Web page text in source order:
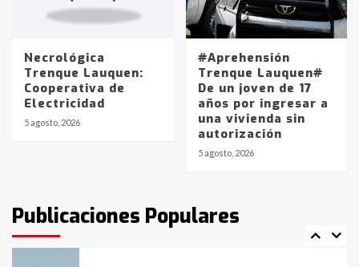
Necrológica
Trenque Lauquen:
Cooperativa de
Electricidad
5 agosto, 2026
#Aprehensión
Trenque Lauquen#
De un joven de 17
años por ingresar a
una vivienda sin
autorización
5 agosto, 2026
Publicaciones Populares
Los precios de los combustibles en
La Pampa, desde YPF hasta Axion
entre 857 a 1338 pesos
La Bolsa de Cereales de Bahía
Blanca anticipa que Agosto vendrá
con lluvias y heladas, en gran parte
fueron detenidos por
comercialización de drogas en la
tarde del sábado